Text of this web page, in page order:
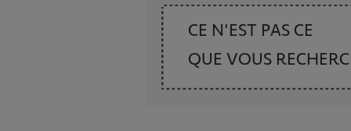
CE N'EST PAS CE
QUE VOUS